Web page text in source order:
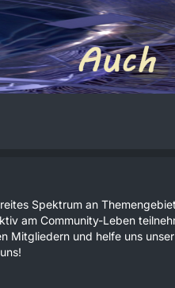
Spektrum an
am Community-Leben
Mitgliedern und helfe uns